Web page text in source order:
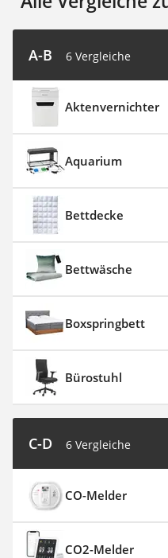
A-B 6 Vergleiche
Aktenvernichter
Aquarium
Bettdecke
Bettwäsche
Boxspringbett
Bürostuhl
C-D 6 Vergleiche
CO-Melder
CO2-Melder